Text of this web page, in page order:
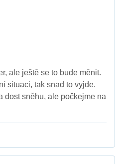
ale ještě se to bude měnit.
situaci, tak snad to vyjde.
dost sněhu, ale počkejme na